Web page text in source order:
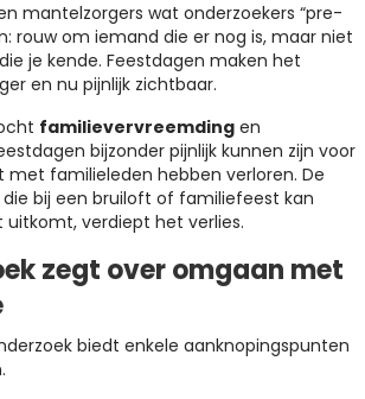
mantelzorgers wat onderzoekers “pre-
rouw om iemand die er nog is, maar niet
je kende. Feestdagen maken het
en nu pijnlijk zichtbaar.
familievervreemding en
bijzonder pijnlijk kunnen zijn voor
familieleden hebben verloren. De
bij een bruiloft of familiefeest kan
uitkomt, verdiept het verlies.
zegt over omgaan met
biedt enkele aanknopingspunten